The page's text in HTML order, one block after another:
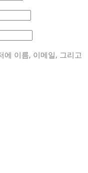
에 이름, 이메일, 그리고